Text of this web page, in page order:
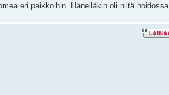
eri paikkoihin. Hänelläkin oli niitä hoidossa.